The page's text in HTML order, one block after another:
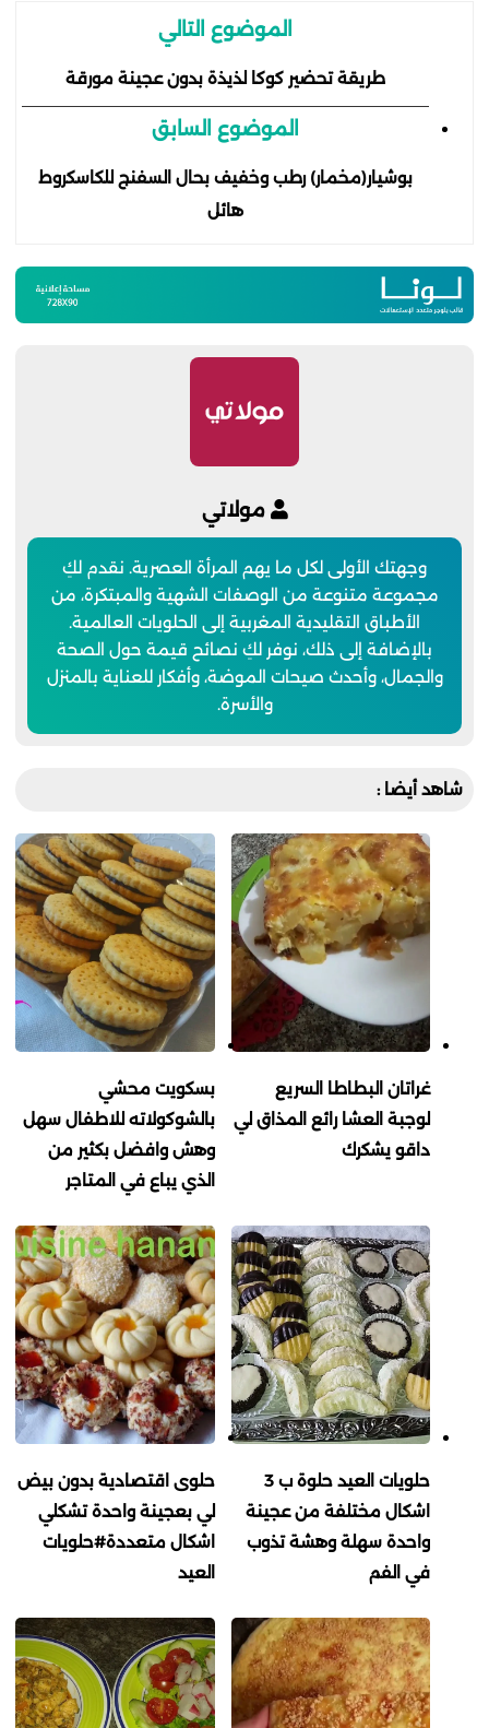
الموضوع التالي
طريقة تحضير كوكا لذيذة بدون عجينة مورقة
الموضوع السابق
بوشيار(مخمار) رطب وخفيف بحال السفنج للكاسكروط
هائل
مولاتي
وجهتك الأولى لكل ما يهم المرأة العصرية. نقدم لكِ
مجموعة متنوعة من الوصفات الشهية والمبتكرة، من
الأطباق التقليدية المغربية إلى الحلويات العالمية.
بالإضافة إلى ذلك، نوفر لكِ نصائح قيمة حول الصحة
والجمال، وأحدث صيحات الموضة، وأفكار للعناية بالمنزل
والأسرة.
شاهد أيضا :
غراتان البطاطا السريع
لوجبة العشا رائع المذاق لي
داقو يشكرك
بسكويت محشي
بالشوكولاته للاطفال سهل
وهش وافضل بكثير من
الذي يباع في المتاجر
حلويات العيد حلوة ب 3
اشكال مختلفة من عجينة
واحدة سهلة وهشة تذوب
في الفم
حلوى اقتصادية بدون بيض
لي بعجينة واحدة تشكلي
اشكال متعددة#حلويات
العيد